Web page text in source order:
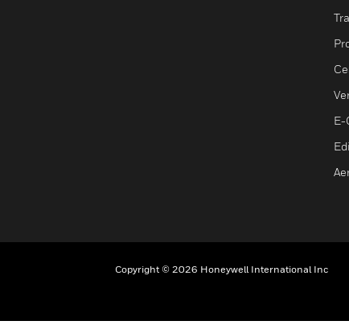
E-
Copyright © 2026 Honeywell International Inc